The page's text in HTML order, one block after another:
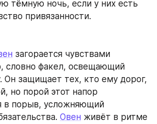
тёмную ночь, если у них есть
привязанности.
загорается чувствами
словно факел, освещающий
Он защищает тех, кто ему дорог,
но порой этот напор
в порыв, усложняющий
Овен живёт в ритме